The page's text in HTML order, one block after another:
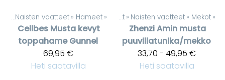
‪» Naisten vaatteet ‪» Hameet ‪»
Cellbes Musta kevyt
toppahame Gunnel
69,95 €
Heti saatavilla
Tuotteet ‪» Naisten vaatteet ‪» Mekot ‪»
ZhenziAmin musta
puuvillatunika/mekko
33,70 - 49,95 €
Heti saatavilla